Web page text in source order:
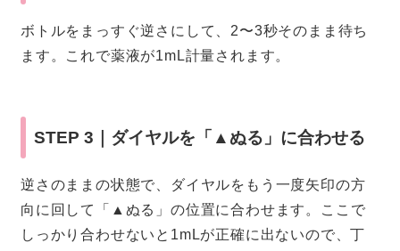
ボトルをまっすぐ逆さにして、2〜3秒そのまま待ち
ます。これで薬液が1mL計量されます。
STEP 3｜ダイヤルを「▲ぬる」に合わせる
逆さのままの状態で、ダイヤルをもう一度矢印の方
向に回して「▲ぬる」の位置に合わせます。ここで
しっかり合わせないと1mLが正確に出ないので、丁